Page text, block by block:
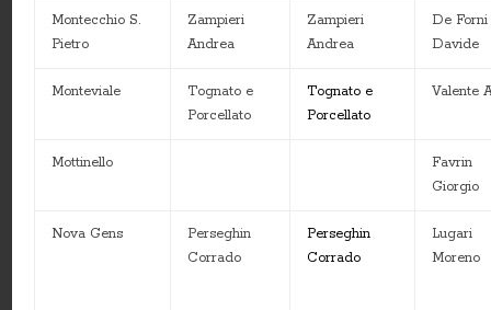
Montecchio S.
Pietro
Zampieri
Andrea
Zampieri
Andrea
De Forni
Davide
Monteviale
Tognato e
Porcellato
Tognato e
Porcellato
Valente
Mottinello
Favrin
Giorgio
Nova Gens
Perseghin
Corrado
Perseghin
Corrado
Lugari
Moreno